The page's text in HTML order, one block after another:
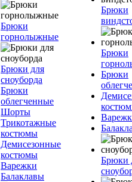
Брюки
горнолыжные
Брюки для
сноуборда
Брюки
облегченные
Шорты
Трикотажные
костюмы
Демисезонные
костюмы
Варежки
Балаклавы
Брюки
Брюки
Брюки
Брюки